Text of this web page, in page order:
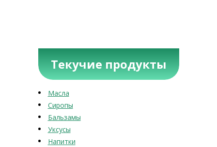
Текучие продукты
Масла
Сиропы
Бальзамы
Уксусы
Напитки